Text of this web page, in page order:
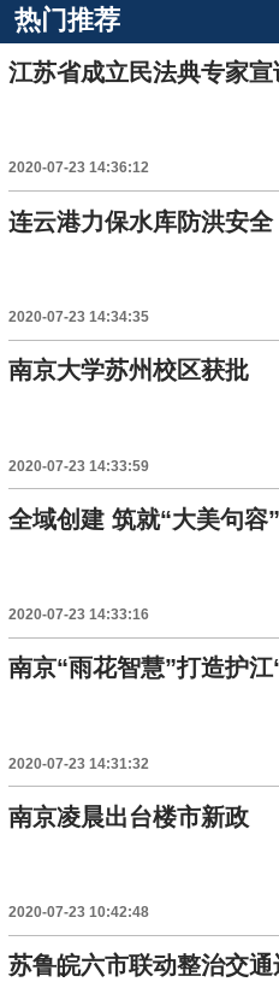
热门推荐
江苏省成立民法典专家宣
2020-07-23 14:36:12
连云港力保水库防洪安全
2020-07-23 14:34:35
南京大学苏州校区获批
2020-07-23 14:33:59
全域创建 筑就“大美句容
2020-07-23 14:33:16
南京“雨花智慧”打造护江
2020-07-23 14:31:32
南京凌晨出台楼市新政
2020-07-23 10:42:48
苏鲁皖六市联动整治交通